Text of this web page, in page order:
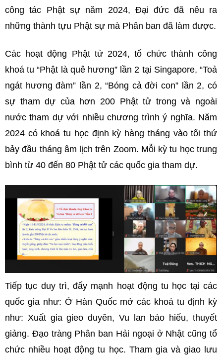
công tác Phật sự năm 2024, Đại đức đã nêu ra
những thành tựu Phật sự mà Phân ban đã làm được.
Các hoạt động Phật tử 2024, tổ chức thành công
khoá tu “Phật là quê hương” lần 2 tại Singapore, “Toả
ngát hương đàm” lần 2, “Bóng cả đời con” lần 2, có
sự tham dự của hơn 200 Phật tử trong và ngoài
nước tham dự với nhiều chương trình ý nghĩa. Năm
2024 có khoá tu học định kỳ hàng tháng vào tối thứ
bảy đầu tháng âm lịch trên Zoom. Mỗi kỳ tu học trung
bình từ 40 đến 80 Phật tử các quốc gia tham dự.
Tiếp tục duy trì, đẩy mạnh hoạt động tu học tại các
quốc gia như: Ở Hàn Quốc mở các khoá tu định kỳ
như: Xuất gia gieo duyên, Vu lan báo hiếu, thuyết
giảng. Đạo tràng Phân ban Hải ngoại ở Nhật cũng tổ
chức nhiều hoạt động tu học. Tham gia và giao lưu